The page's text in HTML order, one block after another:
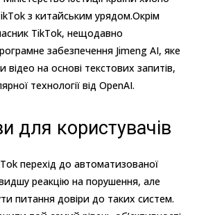
з китайським урядом.Окрім
TikTok, нещодавно
забезпечення Jimeng AI, яке
на основі текстових запитів,
технології від OpenAI.
для користувачів
перехід до автоматизованої
реакцію на порушення, але
питання довіри до таких систем.